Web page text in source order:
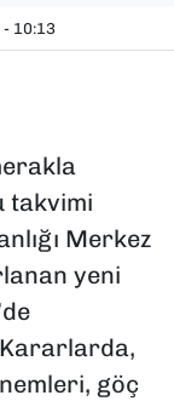
10:13
takvimi
Merkez
yeni
göç